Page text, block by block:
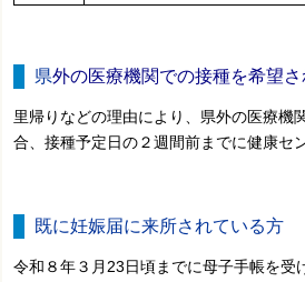
県外の医療機関での接種を希望
里帰りなどの理由により、県外の医療機
合、接種予定日の２週間前までに健康セ
既に妊娠届に来所されている方
令和８年３月23日頃までに母子手帳を受